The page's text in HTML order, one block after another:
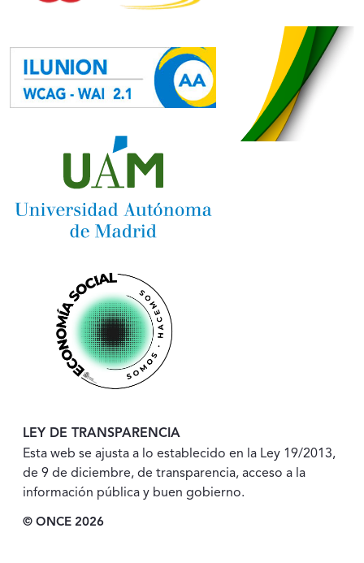
LEY DE TRANSPARENCIA
Esta web se ajusta a lo establecido en la Ley 19/2013,
de 9 de diciembre, de transparencia, acceso a la
información pública y buen gobierno.
© ONCE 2026